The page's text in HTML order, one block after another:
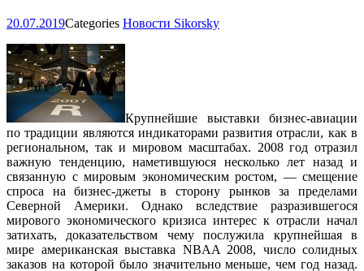
20.07.2019Categories Новости Sikorsky
Крупнейшие выставки бизнес-авиации
по традиции являются индикаторами развития отрасли, как в
региональном, так и мировом масштабах. 2008 год отразил
важную тенденцию, наметившуюся несколько лет назад и
связанную с мировым экономическим ростом, — смещение
спроса на бизнес-джеты в сторону рынков за пределами
Северной Америки. Однако вследствие разразившегося
мирового экономического кризиса интерес к отрасли начал
затихать, доказательством чему послужила крупнейшая в
мире американская выставка NBAA 2008, число солидных
заказов на которой было значительно меньше, чем год назад.